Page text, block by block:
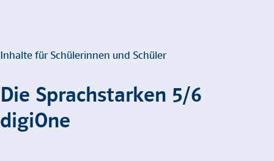
Inhalte für Schülerinnen und Schüler
Die Sprachstarken 5/6
digiOne